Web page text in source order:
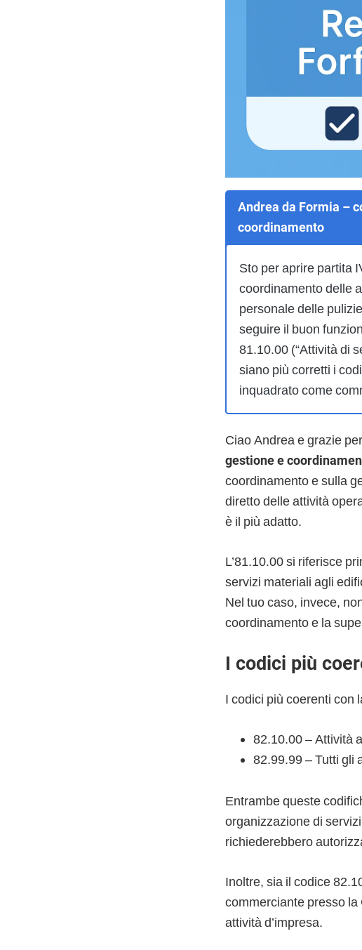
Andrea da Formia –
coordinamento
Sto per aprire partita
coordinamento delle
personale delle
seguire il buon
81.10.00 (“Attività di
siano più corretti i
inquadrato come
Ciao Andrea e grazie
gestione e
coordinamento e sulla
diretto delle attività
è il più adatto.
L’81.10.00 si riferisce
servizi materiali agli
Nel tuo caso, invece,
coordinamento e la
I codici più
I codici più coerenti con
82.10.00 – Attività
82.99.99 – Tutti gli
Entrambe queste
organizzazione di
richiederebbero
Inoltre, sia il codice
commerciante presso
attività d’impresa.